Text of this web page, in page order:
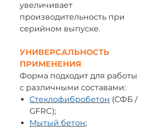
увеличивает
производительность при
серийном выпуске.
УНИВЕРСАЛЬНОСТЬ
ПРИМЕНЕНИЯ
Форма подходит для работы
с различными составами:
Стеклофибробетон (СФБ /
GFRC);
Мытый бетон;